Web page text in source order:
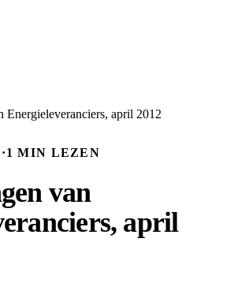
Energieleveranciers, april 2012
·1 MIN LEZEN
van
april